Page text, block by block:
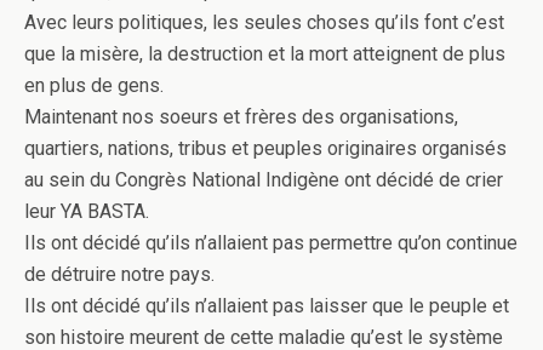
Avec leurs politiques, les seules choses qu’ils font c’est
que la misère, la destruction et la mort atteignent de plus
en plus de gens.
Maintenant nos soeurs et frères des organisations,
quartiers, nations, tribus et peuples originaires organisés
au sein du Congrès National Indigène ont décidé de crier
leur YA BASTA.
Ils ont décidé qu’ils n’allaient pas permettre qu’on continue
de détruire notre pays.
Ils ont décidé qu’ils n’allaient pas laisser que le peuple et
son histoire meurent de cette maladie qu’est le système